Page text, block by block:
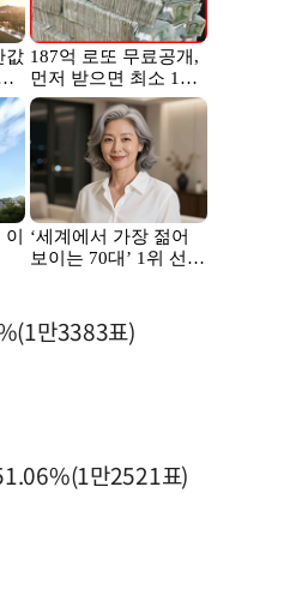
만3383표)
만2521표)